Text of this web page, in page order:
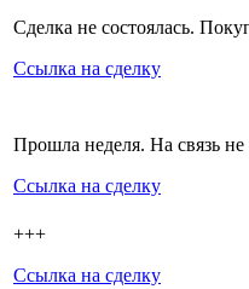
Сделка не состоялась.
Ссылка на сделку
Прошла неделя. На связь не
Ссылка на сделку
+++
Ссылка на сделку